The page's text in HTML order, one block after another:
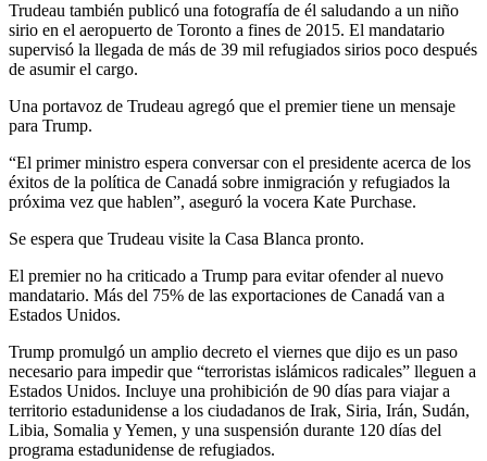
Trudeau también publicó una fotografía de él saludando a un niño
sirio en el aeropuerto de Toronto a fines de 2015. El mandatario
supervisó la llegada de más de 39 mil refugiados sirios poco después
de asumir el cargo.
Una portavoz de Trudeau agregó que el premier tiene un mensaje
para Trump.
“El primer ministro espera conversar con el presidente acerca de los
éxitos de la política de Canadá sobre inmigración y refugiados la
próxima vez que hablen”, aseguró la vocera Kate Purchase.
Se espera que Trudeau visite la Casa Blanca pronto.
El premier no ha criticado a Trump para evitar ofender al nuevo
mandatario. Más del 75% de las exportaciones de Canadá van a
Estados Unidos.
Trump promulgó un amplio decreto el viernes que dijo es un paso
necesario para impedir que “terroristas islámicos radicales” lleguen a
Estados Unidos. Incluye una prohibición de 90 días para viajar a
territorio estadunidense a los ciudadanos de Irak, Siria, Irán, Sudán,
Libia, Somalia y Yemen, y una suspensión durante 120 días del
programa estadunidense de refugiados.